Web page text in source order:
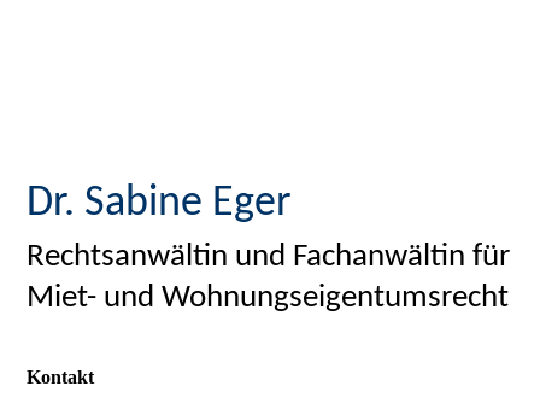
Dr. Sabine Eger
Rechtsanwältin und Fachanwältin für
Miet- und Wohnungseigentumsrecht
Kontakt